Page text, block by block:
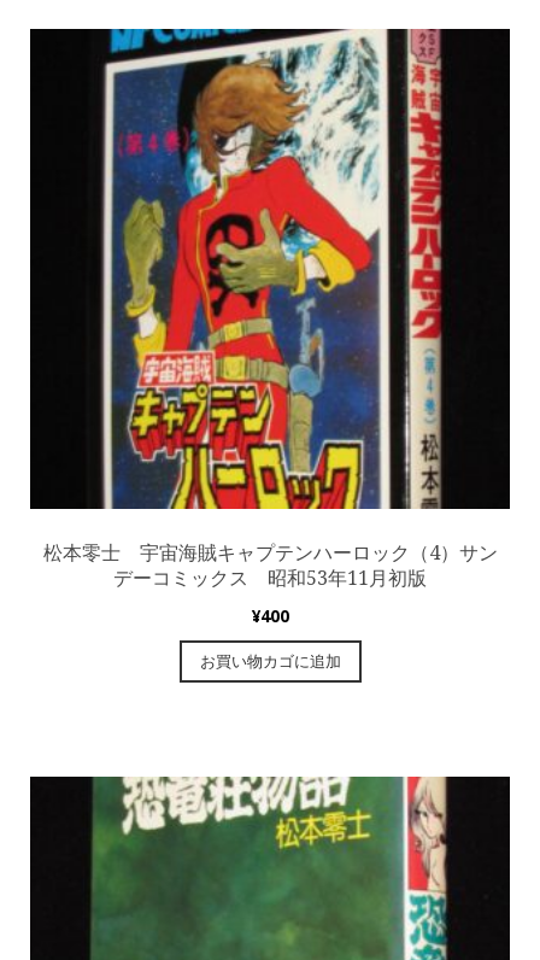
松本零士 宇宙海賊キャプテンハーロック（4）サン
デーコミックス 昭和53年11月初版
¥400
お買い物カゴに追加